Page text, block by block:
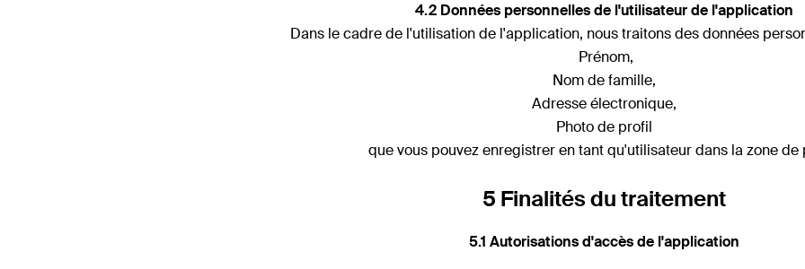
4.2 Données personnelles de l'utilisateur de l'application
Dans le cadre de l'utilisation de l'application, nous traitons des données
Prénom,
Nom de famille,
Adresse électronique,
Photo de profil
que vous pouvez enregistrer en tant qu'utilisateur dans la zone de
5 Finalités du traitement
5.1 Autorisations d'accès de l'application